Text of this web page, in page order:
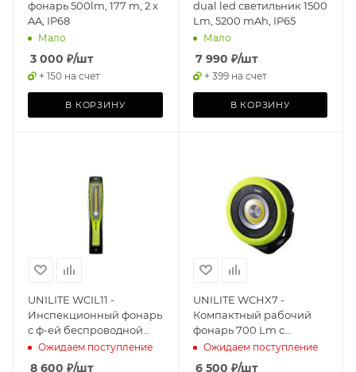
фонарь 500lm, 177 m, 2 x
AA, IP68
Мало
3 000 ₽/шт
+ 150 на счет
В КОРЗИНУ
dual led светильник 1500
Lm, 5200 mAh, IP65
Мало
7 990 ₽/шт
+ 399 на счет
В КОРЗИНУ
UNILITE WCIL11 -
Инспекционный фонарь
с ф-ей беспроводной
зарядки 1100 Lm, 3500
mAh, IP65
Ожидаем поступление
8 600 ₽/шт
UNILITE WCHX7 -
Компактный рабочий
фонарь 700 Lm с
беспроводной зарядкой
2600 mAh, IP65/IK07
Ожидаем поступление
6 500 ₽/шт